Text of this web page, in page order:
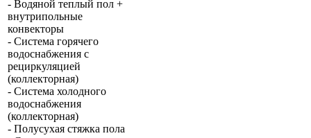
- Водяной теплый пол +
внутрипольные
конвекторы
- Система горячего
водоснабжения с
рециркуляцией
(коллекторная)
- Система холодного
водоснабжения
(коллекторная)
- Полусухая стяжка пола